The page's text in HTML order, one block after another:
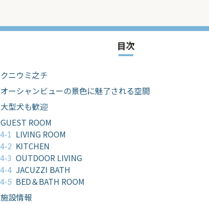
目次
クニウミ之チ
オーシャンビューの景色に魅了される空間
大型犬も歓迎
GUEST ROOM
LIVING ROOM
KITCHEN
OUTDOOR LIVING
JACUZZI BATH
BED＆BATH ROOM
施設情報